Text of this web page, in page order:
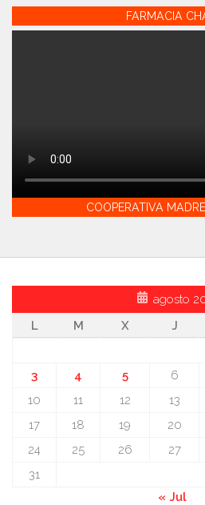
FARMACIA
COOPERATIVA
agosto
L
M X J
3
4 5 6
10
11 12 13
17
18 19 20
24
25 26 27
31
« Jul